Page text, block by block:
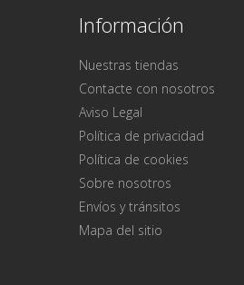
Información
Nuestras tiendas
Contacte con nosotros
Aviso Legal
Política de privacidad
Política de cookies
Sobre nosotros
Envíos y tránsitos
Mapa del sitio